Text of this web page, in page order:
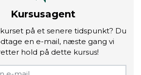
Kursusagent
på et senere tidspunkt? Du
en e-mail, næste gang vi
hold på dette kursus!